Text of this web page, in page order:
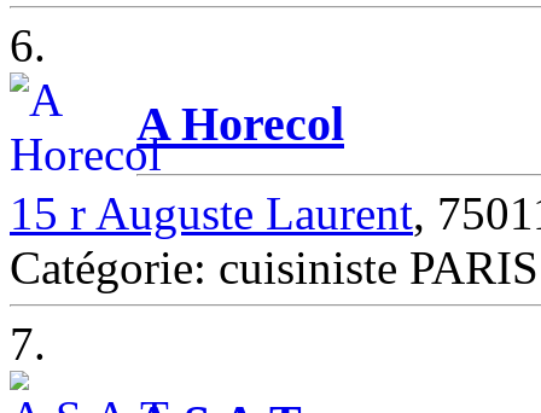
6.
A Horecol
15 r Auguste Laurent,
Catégorie: cuisiniste PARIS
7.